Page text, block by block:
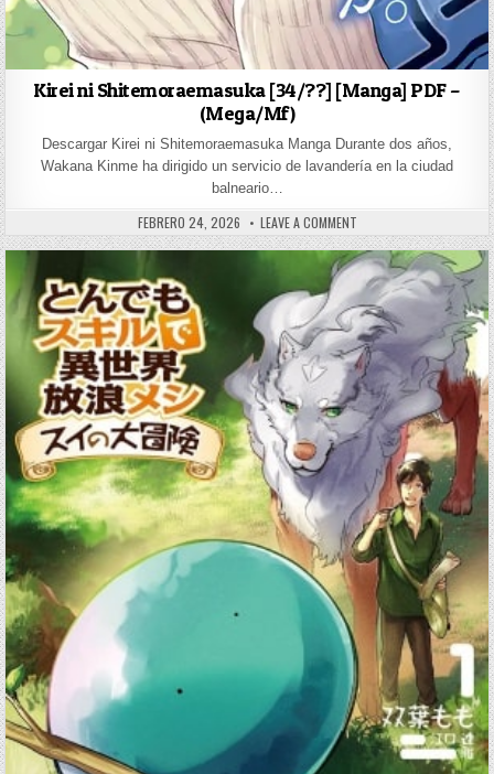
Kirei ni Shitemoraemasuka [34/??] [Manga] PDF –
(Mega/Mf)
Descargar Kirei ni Shitemoraemasuka Manga Durante dos años,
Wakana Kinme ha dirigido un servicio de lavandería en la ciudad
balneario…
PUBLISHED DATE:
FEBRERO 24, 2026 LEAVE A COMMENTON KIREI NI